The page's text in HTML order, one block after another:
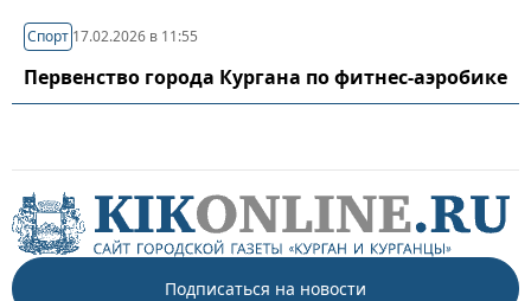
Спорт 17.02.2026 в 11:55
Первенство города Кургана по фитнес-аэробике
Подписаться на новости